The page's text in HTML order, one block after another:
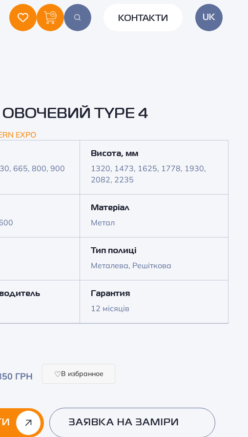
КОНТАКТИ UK
TYPE 4
EXPO
665, 800, 900
Висота, мм
1320, 1473, 1625, 1778, 1930,
2082, 2235
Матеріал
Метал
Тип полиці
Металева, Решіткова
Гарантия
12 місяців
ГРН В избранное
ЗАЯВКА НА ЗАМІРИ